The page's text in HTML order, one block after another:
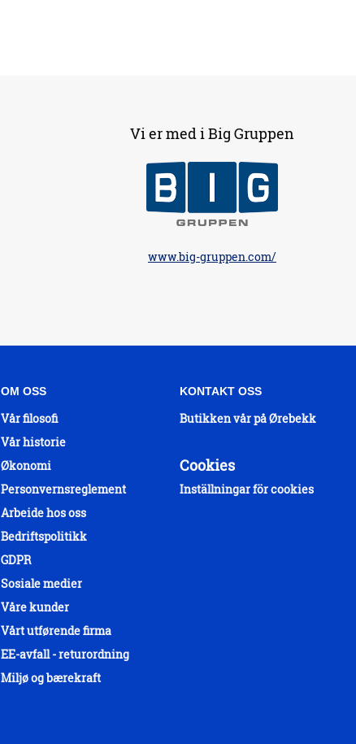
Vi er med i Big Gruppen
www.big-gruppen.com/
OM OSS
Vår filosofi
Vår historie
Økonomi
Personvernsreglement
Arbeide hos oss
Bedriftspolitikk
GDPR
Sosiale medier
Våre kunder
Vårt utførende firma
EE-avfall - returordning
Miljø og bærekraft
KONTAKT OSS
Butikken vår på Ørebekk
Cookies
Inställningar för cookies